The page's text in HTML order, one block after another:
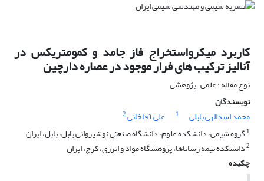
کاربرد میکرواستخراج فاز جامد و کمومتریکس در
آنالیز ترکیب های فرار موجود در عصاره دارچین
نوع مقاله : علمی-پژوهشی
نویسندگان
محمد اسدالهی بابلی
1 علی آ قاخانی2
1گروه شیمی، دانشکده علوم، دانشگاه صنعتی نوشیروانی بابل، بابل، ایران
2دانشکده نیمه رساناها، پژوهشگاه مواد و انرژی، کرج، ایران
چکیده